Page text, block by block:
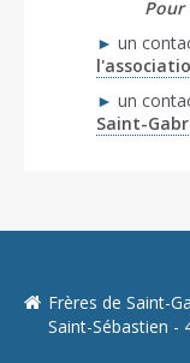
Pour
► un
► un
Saint-
Frères de Saint-
Saint-Sébastien -